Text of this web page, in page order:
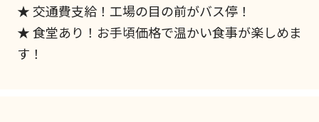
★ 交通費支給！工場の目の前がバス停！
★ 食堂あり！お手頃価格で温かい食事が楽しめま
す！